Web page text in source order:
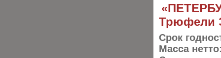
Трюфели
Срок
Масса